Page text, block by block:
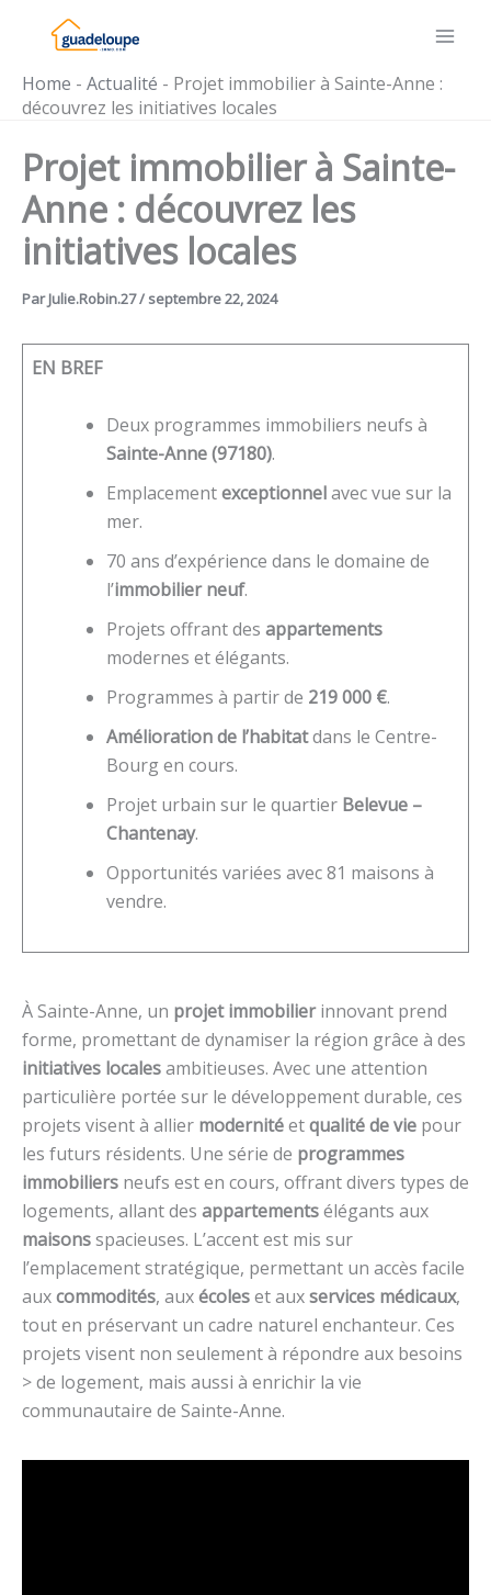
Home - Actualité - Projet immobilier à Sainte-Anne :
découvrez les initiatives locales
Projet immobilier à Sainte-
Anne : découvrez les
initiatives locales
ParJulie.Robin.27/ septembre 22, 2024
EN BREF
Deux programmes immobiliers neufs à
Sainte-Anne (97180).
Emplacementexceptionnelavec vue sur la
mer.
70 ans d’expérience dans le domaine de
l’immobilier neuf.
Projets offrant des appartements
modernes et élégants.
Programmes à partir de 219 000 €.
Amélioration de l’habitatdans le Centre-
Bourg en cours.
Projet urbain sur le quartier Belevue –
Chantenay.
Opportunités variées avec 81 maisons à
vendre.
À Sainte-Anne, un projet immobilierinnovant prend
forme, promettant de dynamiser la région grâce à des
initiatives localesambitieuses. Avec une attention
particulière portée sur le développement durable, ces
projets visent à allier modernitéetqualité de vie pour
les futurs résidents. Une série de programmes
immobiliers neufs est en cours, offrant divers types de
logements, allant des appartementsélégants aux
maisonsspacieuses. L’accent est mis sur
l’emplacement stratégique, permettant un accès facile
auxcommodités, auxécoleset auxservices médicaux,
tout en préservant un cadre naturel enchanteur. Ces
projets visent non seulement à répondre aux besoins
> de logement, mais aussi à enrichir la vie
communautaire de Sainte-Anne.